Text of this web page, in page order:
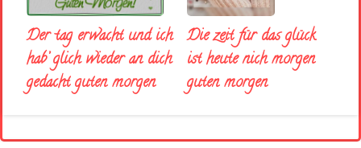
Der tag erwacht und ich
hab’ glich wieder an dich
gedacht guten morgen
Die zeit für das glück
ist heute nich morgen
guten morgen